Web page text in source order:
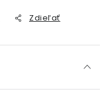
Zdieľať